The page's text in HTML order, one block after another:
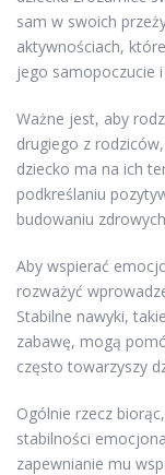
sam w swoich
aktywnościach,
jego samopoczucie
Ważne jest, aby
drugiego z
dziecko ma na ich
podkreślaniu
budowaniu
Aby wspierać
rozważyć
Stabilne nawyki,
zabawę, mogą
często towarzyszy
Ogólnie rzecz
stabilności
zapewnianie mu